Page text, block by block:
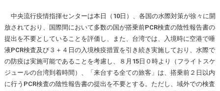
中央流行疫情指揮センターは本日（10日）、各国の水際対策が徐々に開
放されており、国際間において多数の国が搭乗前PCR検査の陰性報告書の
提出を不要としていることを評価し、また、台湾では、入境時に空港で唾
液PCR検査及び３＋４日の入境検疫措置を引き続き実施しており、水際で
の防疫は実施可能であることを考慮し、８月15日０時より（フライトスケ
ジュールの台湾到着時間）、「来台する全ての旅客」は、搭乗前２日以内
に行うPCR検査の陰性報告書の提出を不要とする。ただし、域外での検査